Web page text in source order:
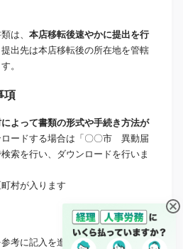
は、 本店移転後速やかに提出を行
出先は本店移転後の所在地を管轄
。
項
よって書類の形式や手続き方法が
ロードする場合は「〇〇市 異動届
索を行い、ダウンロードを行いま
村が入ります
考に記入を進めていきましょう。